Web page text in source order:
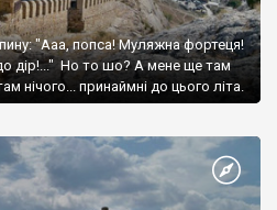
"Ааа, попса! Муляжна фортеця!
дір!..." Но то шо? А мене ще там
нічого... принаймні до цього літа.